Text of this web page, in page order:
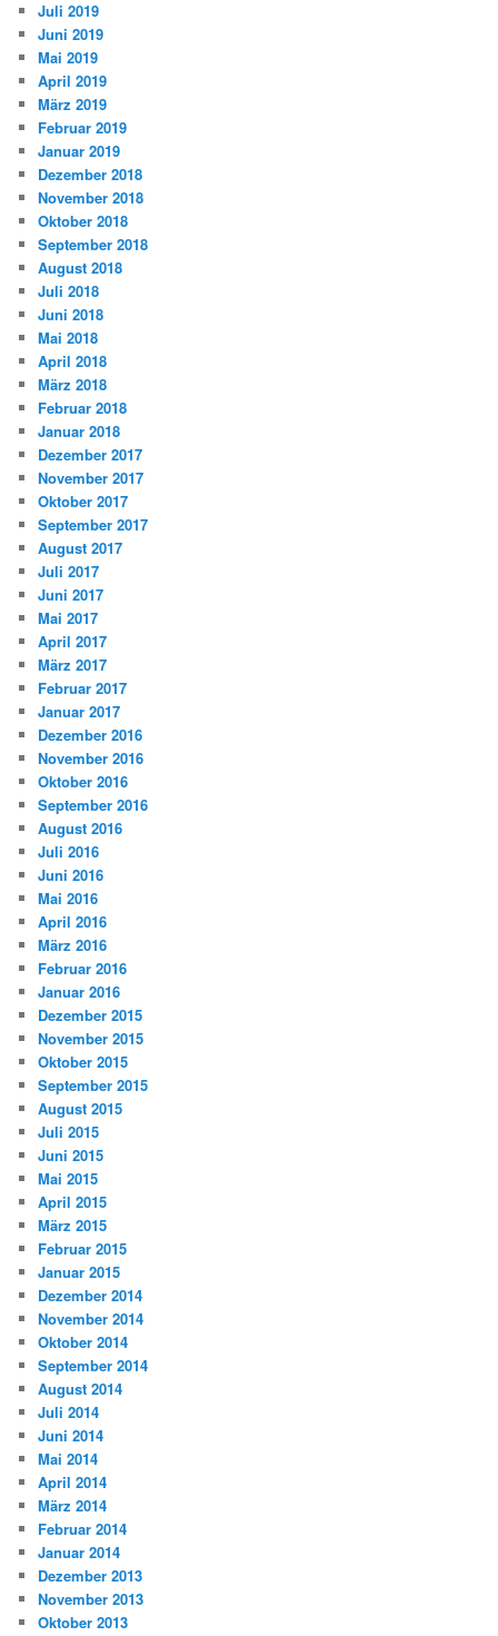
Juli 2019
Juni 2019
Mai 2019
April 2019
März 2019
Februar 2019
Januar 2019
Dezember 2018
November 2018
Oktober 2018
September 2018
August 2018
Juli 2018
Juni 2018
Mai 2018
April 2018
März 2018
Februar 2018
Januar 2018
Dezember 2017
November 2017
Oktober 2017
September 2017
August 2017
Juli 2017
Juni 2017
Mai 2017
April 2017
März 2017
Februar 2017
Januar 2017
Dezember 2016
November 2016
Oktober 2016
September 2016
August 2016
Juli 2016
Juni 2016
Mai 2016
April 2016
März 2016
Februar 2016
Januar 2016
Dezember 2015
November 2015
Oktober 2015
September 2015
August 2015
Juli 2015
Juni 2015
Mai 2015
April 2015
März 2015
Februar 2015
Januar 2015
Dezember 2014
November 2014
Oktober 2014
September 2014
August 2014
Juli 2014
Juni 2014
Mai 2014
April 2014
März 2014
Februar 2014
Januar 2014
Dezember 2013
November 2013
Oktober 2013